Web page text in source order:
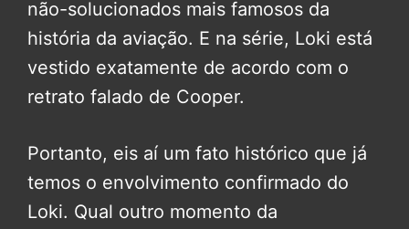
não-solucionados mais famosos da
história da aviação. E na série, Loki está
vestido exatamente de acordo com o
retrato falado de Cooper.
Portanto, eis aí um fato histórico que já
temos o envolvimento confirmado do
Loki. Qual outro momento da